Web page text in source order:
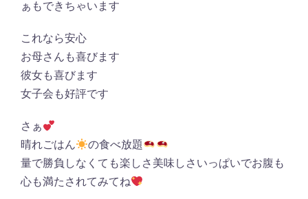
ぁもできちゃいます
これなら安心
お母さんも喜びます
彼女も喜びます
女子会も好評です
さぁ
晴れごはん
の食べ放題
量で勝負しなくても楽しさ美味しさいっぱいでお腹も
心も満たされてみてね